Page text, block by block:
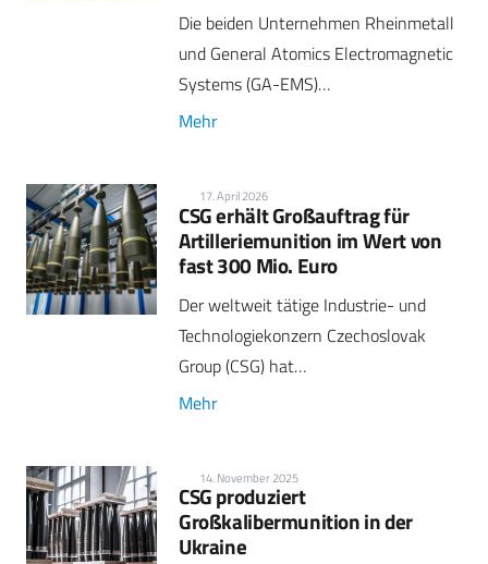
Die beiden Unternehmen Rheinmetall
und General Atomics Electromagnetic
Systems (GA-EMS)…
Mehr
17. April 2026
CSG erhält Großauftrag für
Artilleriemunition im Wert von
fast 300 Mio. Euro
Der weltweit tätige Industrie- und
Technologiekonzern Czechoslovak
Group (CSG) hat…
Mehr
14. November 2025
CSG produziert
Großkalibermunition in der
Ukraine